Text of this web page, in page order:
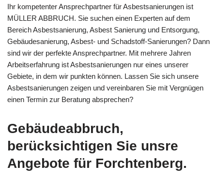
Ihr kompetenter Ansprechpartner für Asbestsanierungen ist
MÜLLER ABBRUCH. Sie suchen einen Experten auf dem
Bereich Asbestsanierung, Asbest Sanierung und Entsorgung,
Gebäudesanierung, Asbest- und Schadstoff-Sanierungen? Dann
sind wir der perfekte Ansprechpartner. Mit mehrere Jahren
Arbeitserfahrung ist Asbestsanierungen nur eines unserer
Gebiete, in dem wir punkten können. Lassen Sie sich unsere
Asbestsanierungen zeigen und vereinbaren Sie mit Vergnügen
einen Termin zur Beratung absprechen?
Gebäudeabbruch,
berücksichtigen Sie unsre
Angebote für Forchtenberg.